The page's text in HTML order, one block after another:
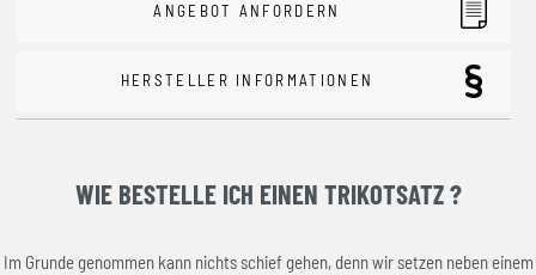
ANGEBOT ANFORDERN
HERSTELLER INFORMATIONEN
WIE BESTELLE ICH EINEN TRIKOTSATZ ?
Im Grunde genommen kann nichts schief gehen, denn wir setzen neben einem